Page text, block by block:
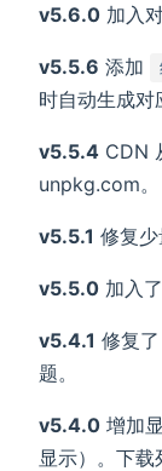
v5.6.0 加入
v5.5.6 添加
时自动生成对
v5.5.4 CDN
unpkg.com。
v5.5.1 修复少
v5.5.0 加入
v5.4.1 修复
题。
v5.4.0 增加
显示）。下载